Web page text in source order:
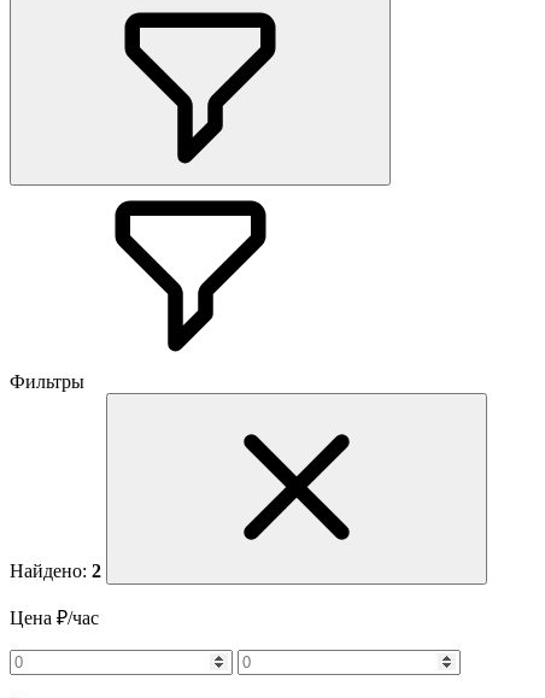
Фильтры
Найдено: 2
Цена ₽/час